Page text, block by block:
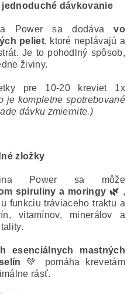
dávkovanie
Power sa dodávavo
peliet, ktoré neplávajú a
Je to pohodlný spôsob,
živiny.
pre 10-20 kreviet 1x
je kompletne spotrebované
dávku zmiernite.)
zložky
Power sa môže
spiruliny a moringy 🌿 ,
funkciu tráviaceho traktu a
vitamínov, minerálov a
esenciálnych mastných
💚 pomáha krevetám
rásť.